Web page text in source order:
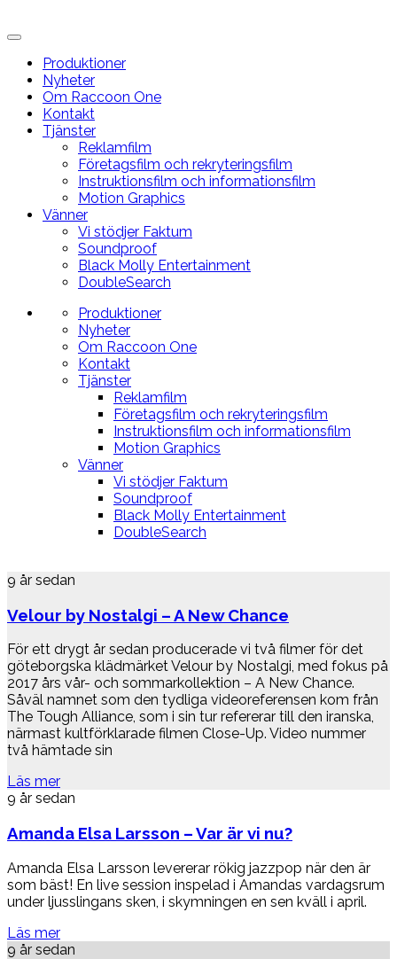
Produktioner
Nyheter
Om Raccoon One
Kontakt
Tjänster
Reklamfilm
Företagsfilm och rekryteringsfilm
Instruktionsfilm och informationsfilm
Motion Graphics
Vänner
Vi stödjer Faktum
Soundproof
Black Molly Entertainment
DoubleSearch
Produktioner
Nyheter
Om Raccoon One
Kontakt
Tjänster
Reklamfilm
Företagsfilm och rekryteringsfilm
Instruktionsfilm och informationsfilm
Motion Graphics
Vänner
Vi stödjer Faktum
Soundproof
Black Molly Entertainment
DoubleSearch
9 år sedan
Velour by Nostalgi – A New Chance
För ett drygt år sedan producerade vi två filmer för det
göteborgska klädmärket Velour by Nostalgi, med fokus på
2017 års vår- och sommarkollektion – A New Chance.
Såväl namnet som den tydliga videoreferensen kom från
The Tough Alliance, som i sin tur refererar till den iranska,
närmast kultförklarade filmen Close-Up. Video nummer
två hämtade sin
Läs mer
9 år sedan
Amanda Elsa Larsson – Var är vi nu?
Amanda Elsa Larsson levererar rökig jazzpop när den är
som bäst! En live session inspelad i Amandas vardagsrum
under ljusslingans sken, i skymningen en sen kväll i april.
Läs mer
9 år sedan